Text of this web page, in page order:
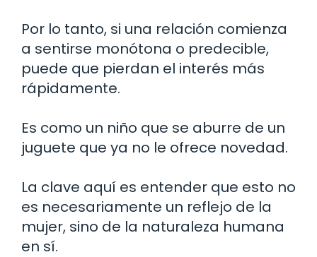
Por lo tanto, si una relación comienza
a sentirse monótona o predecible,
puede que pierdan el interés más
rápidamente.
Es como un niño que se aburre de un
juguete que ya no le ofrece novedad.
La clave aquí es entender que esto no
es necesariamente un reflejo de la
mujer, sino de la naturaleza humana
en sí.